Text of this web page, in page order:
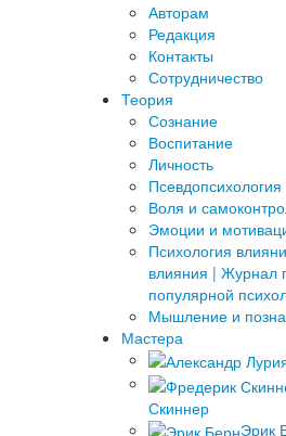
Авторам
Редакция
­Контакты
Сотрудничество
Теория
Сознание
Воспитание
Личность
Псевдопсихология
Воля и
Эмоции и
Психология
влияния | Журнал
популярной
Мышление и
Мастера
Скиннер
Эрик